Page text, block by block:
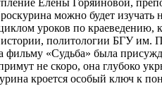
Елены Горяиновой,
можно будет изучать
уроков по краеведению,
политологии БГУ им.
фильму «Судьба» была
не скоро, она глубоко
кроется особый ключ к